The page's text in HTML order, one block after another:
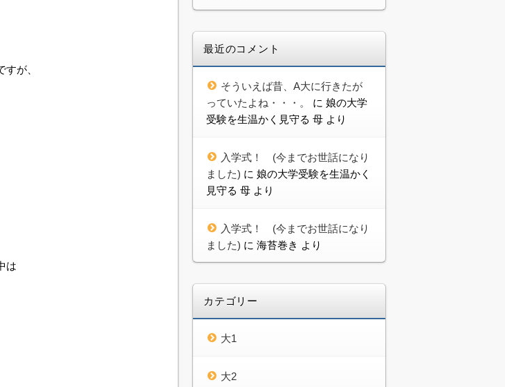
が、
は
最近のコメント
そういえば昔、A大に行きたが
っていたよね・・・。
に 娘の大学
受験を生温かく見守る 母 より
入学式！ (今までお世話になり
ました) に 娘の大学受験を生温かく
見守る 母 より
入学式！ (今までお世話になり
ました) に 海苔巻き より
カテゴリー
大1
大2